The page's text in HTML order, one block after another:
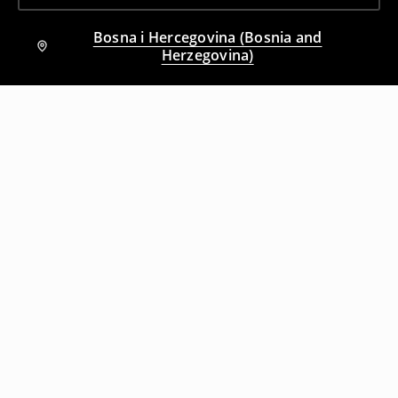
Bosna i Hercegovina (Bosnia and
Herzegovina)